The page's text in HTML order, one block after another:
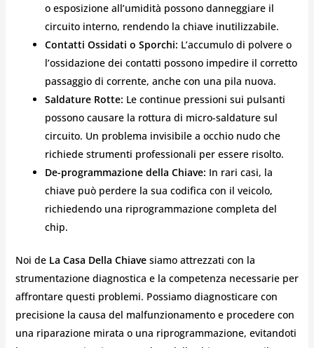
o esposizione all’umidità possono danneggiare il
circuito interno, rendendo la chiave inutilizzabile.
Contatti Ossidati o Sporchi: L’accumulo di polvere o
l’ossidazione dei contatti possono impedire il corretto
passaggio di corrente, anche con una pila nuova.
Saldature Rotte: Le continue pressioni sui pulsanti
possono causare la rottura di micro-saldature sul
circuito. Un problema invisibile a occhio nudo che
richiede strumenti professionali per essere risolto.
De-programmazione della Chiave: In rari casi, la
chiave può perdere la sua codifica con il veicolo,
richiedendo una riprogrammazione completa del
chip.
Noi de La Casa Della Chiavesiamo attrezzati con la
strumentazione diagnostica e la competenza necessarie per
affrontare questi problemi. Possiamo diagnosticare con
precisione la causa del malfunzionamento e procedere con
una riparazione mirata o una riprogrammazione, evitandoti